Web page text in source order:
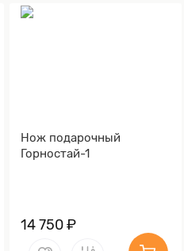
Нож подарочный
Горностай-1
14 750 ₽